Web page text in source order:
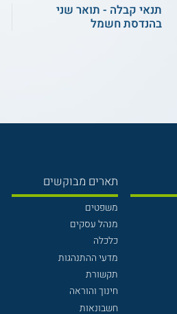
תנאי קבלה - תואר שני
בהנדסת חשמל
תארים מבוקשים
משפטים
מנהל עסקים
כלכלה
מדעי ההתנהגות
תקשורת
חינוך והוראה
חשבונאות